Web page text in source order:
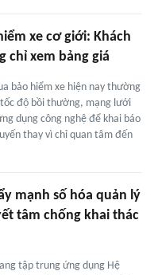
xe cơ giới: Khách
chỉ xem bảng giá
bảo hiểm xe hiện nay thường
độ bồi thường, mạng lưới
dụng công nghệ để khai báo
thay vì chỉ quan tâm đến
mạnh số hóa quản lý
tâm chống khai thác
tập trung ứng dụng Hệ